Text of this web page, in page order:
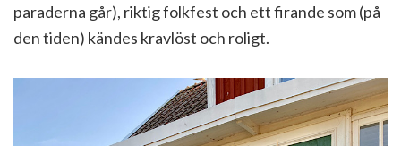
paraderna går), riktig folkfest och ett firande som (på
den tiden) kändes kravlöst och roligt.